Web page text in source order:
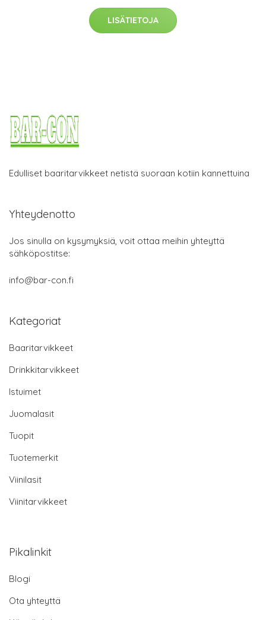
LISÄTIETOJA
Edulliset baaritarvikkeet netistä suoraan kotiin kannettuina
Yhteydenotto
Jos sinulla on kysymyksiä, voit ottaa meihin yhteyttä
sähköpostitse:
info@bar-con.fi
Kategoriat
Baaritarvikkeet
Drinkkitarvikkeet
Istuimet
Juomalasit
Tuopit
Tuotemerkit
Viinilasit
Viinitarvikkeet
Pikalinkit
Blogi
Ota yhteyttä